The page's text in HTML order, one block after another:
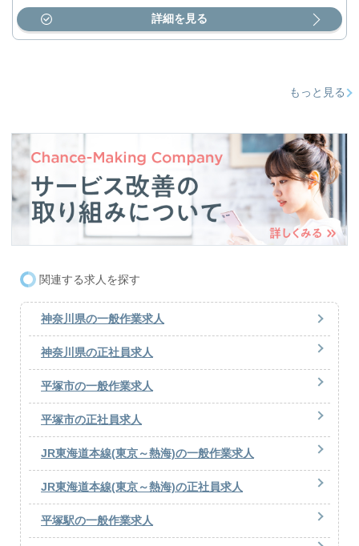
詳細を見る
もっと見る
関連する求人を探す
神奈川県の一般作業求人
神奈川県の正社員求人
平塚市の一般作業求人
平塚市の正社員求人
JR東海道本線(東京～熱海)の一般作業求人
JR東海道本線(東京～熱海)の正社員求人
平塚駅の一般作業求人